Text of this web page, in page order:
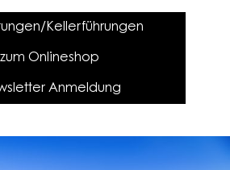
Kellerführungen
zum Onlineshop
Anmeldung